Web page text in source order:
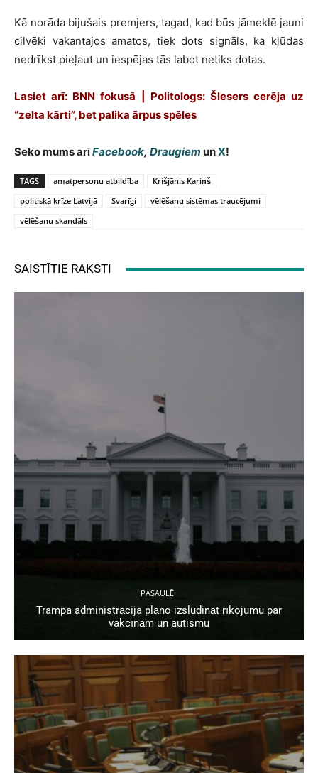
Kā norāda bijušais premjers, tagad, kad būs jāmeklē jauni
cilvēki vakantajos amatos, tiek dots signāls, ka kļūdas
nedrīkst pieļaut un iespējas tās labot netiks dotas.
Lasiet arī: BNN fokusā | Politologs: Šlesers cerēja uz
“zelta kārti”, bet palika ārpus spēles
Seko mums arīFacebook, Draugiem unX!
TAGS amatpersonu atbildība
Krišjānis Kariņš
politiskā krīze Latvijā
Svarīgi
vēlēšanu sistēmas traucējumi
vēlēšanu skandāls
SAISTĪTIE RAKSTI
PASAULĒ
Trampa administrācija plāno izsludināt rīkojumu par
vakcīnām un autismu